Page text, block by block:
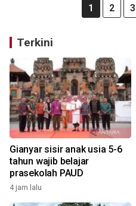
1 2 3
Terkini
Gianyar sisir anak usia 5-6
tahun wajib belajar
prasekolah PAUD
4 jam lalu